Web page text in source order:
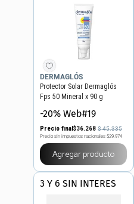
DERMAGLÓS
Protector Solar Dermaglós
Fps 50 Mineral x 90 g
-20% Web#19
Precio final$36.268 $45.335
Precio sin impuestos nacionales $29.974
Agregar producto
3 Y 6 SIN INTERES